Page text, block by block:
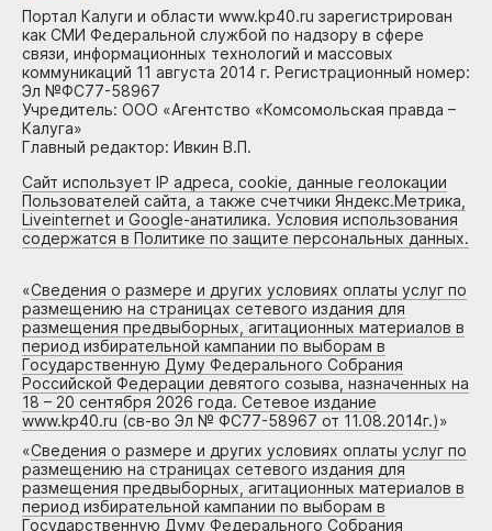
Портал Калуги и области www.kp40.ru зарегистрирован
как СМИ Федеральной службой по надзору в сфере
связи, информационных технологий и массовых
коммуникаций 11 августа 2014 г. Регистрационный номер:
Эл №ФС77-58967
Учредитель: ООО «Агентство «Комсомольская правда –
Калуга»
Главный редактор: Ивкин В.П.
Сайт использует IP адреса, cookie, данные геолокации
Пользователей сайта, а также счетчики Яндекс.Метрика,
Liveinternet и Google-анатилика. Условия использования
содержатся в Политике по защите персональных данных.
«Сведения о размере и других условиях оплаты услуг по
размещению на страницах сетевого издания для
размещения предвыборных, агитационных материалов в
период избирательной кампании по выборам в
Государственную Думу Федерального Собрания
Российской Федерации девятого созыва, назначенных на
18 – 20 сентября 2026 года. Сетевое издание
www.kp40.ru (св-во Эл № ФС77-58967 от 11.08.2014г.)»
«Сведения о размере и других условиях оплаты услуг по
размещению на страницах сетевого издания для
размещения предвыборных, агитационных материалов в
период избирательной кампании по выборам в
Государственную Думу Федерального Собрания